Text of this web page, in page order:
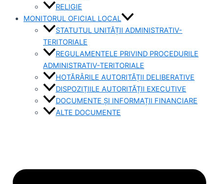
RELIGIE
MONITORUL OFICIAL LOCAL
STATUTUL UNITĂȚII ADMINISTRATIV-
TERITORIALE
REGULAMENTELE PRIVIND PROCEDURILE
ADMINISTRATIV-TERITORIALE
HOTĂRÂRILE AUTORITĂȚII DELIBERATIVE
DISPOZIȚIILE AUTORITĂȚII EXECUTIVE
DOCUMENTE ȘI INFORMAȚII FINANCIARE
ALTE DOCUMENTE